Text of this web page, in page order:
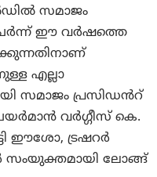
സമാജം
ഈ വർഷത്തെ
എല്ലാ
സമാജം പ്രസിഡൻറ്
വർഗ്ഗീസ് കെ.
ഈശോ, ട്രഷറർ
സംയുക്തമായി ലോങ്ങ്